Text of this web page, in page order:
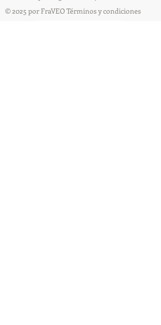
© 2025 por FraVEO Términos y condiciones